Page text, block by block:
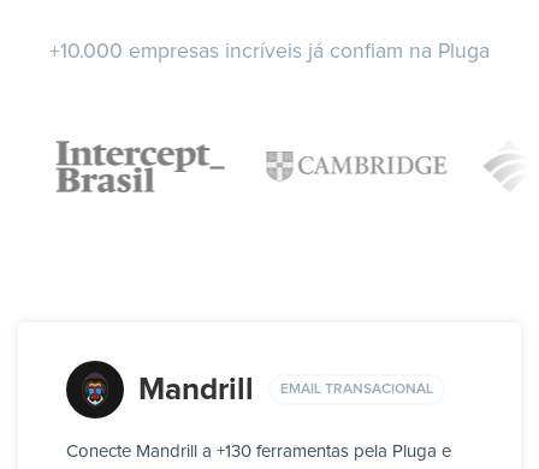
+10.000 empresas incríveis já confiam na Pluga
Mandrill EMAIL TRANSACIONAL
Conecte Mandrill a +130 ferramentas pela Pluga e